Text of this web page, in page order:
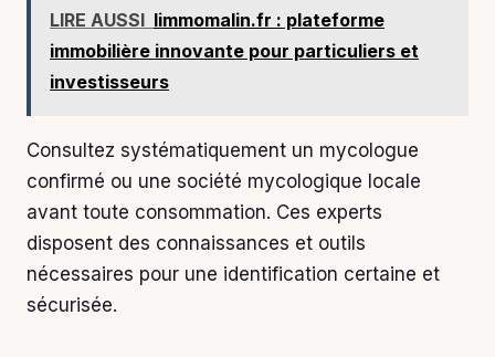
LIRE AUSSI limmomalin.fr : plateforme
immobilière innovante pour particuliers et
investisseurs
Consultez systématiquement un mycologue
confirmé ou une société mycologique locale
avant toute consommation. Ces experts
disposent des connaissances et outils
nécessaires pour une identification certaine et
sécurisée.